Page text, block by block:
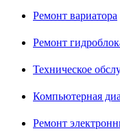
Ремонт вариатора
Ремонт
Техническое
Компьютерная
Ремонт